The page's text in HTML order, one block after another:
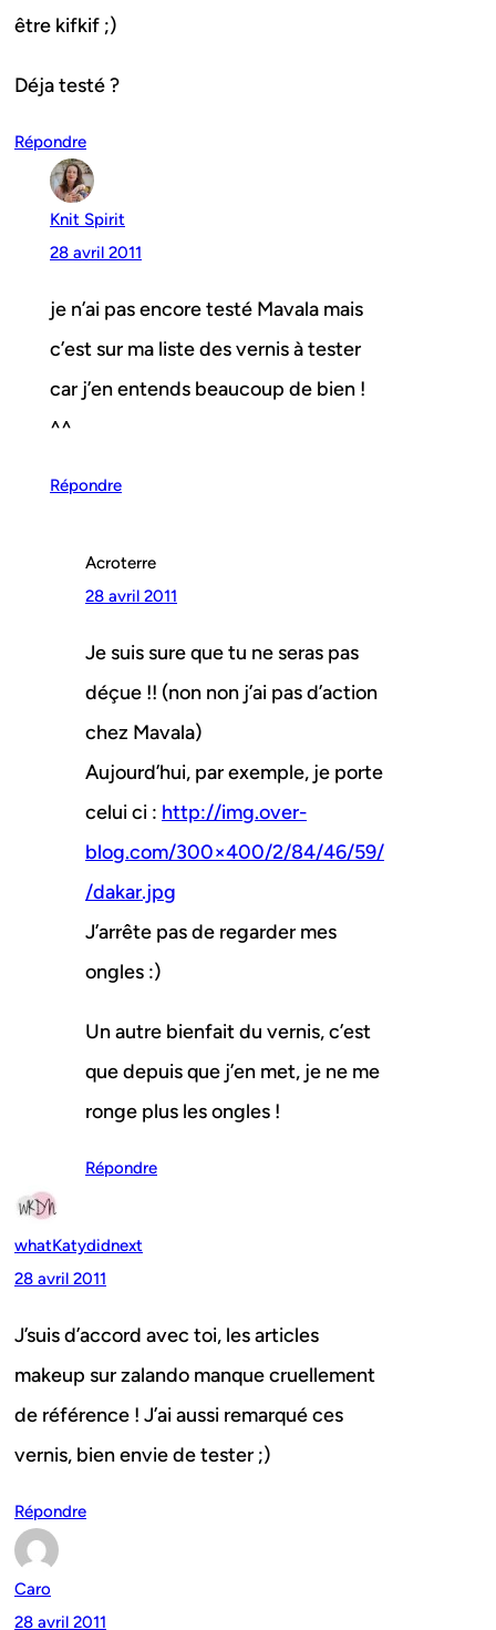
être kifkif ;)
Déja testé ?
Répondre
Knit Spirit
28 avril 2011
je n’ai pas encore testé Mavala mais
c’est sur ma liste des vernis à tester
car j’en entends beaucoup de bien !
^^
Répondre
Acroterre
28 avril 2011
Je suis sure que tu ne seras pas
déçue !! (non non j’ai pas d’action
chez Mavala)
Aujourd’hui, par exemple, je porte
celui ci : http://img.over-
blog.com/300×400/2/84/46/59/
/dakar.jpg
J’arrête pas de regarder mes
ongles :)
Un autre bienfait du vernis, c’est
que depuis que j’en met, je ne me
ronge plus les ongles !
Répondre
whatKatydidnext
28 avril 2011
J’suis d’accord avec toi, les articles
makeup sur zalando manque cruellement
de référence ! J’ai aussi remarqué ces
vernis, bien envie de tester ;)
Répondre
Caro
28 avril 2011